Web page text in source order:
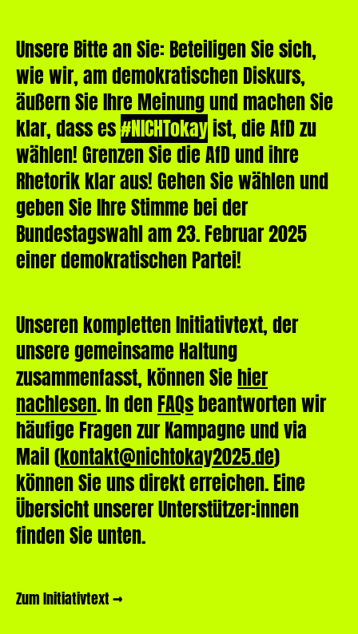
Unsere Bitte an Sie: Beteiligen Sie sich,
wie wir, am demokratischen Diskurs,
äußern Sie Ihre Meinung und machen Sie
klar, dass es#NICHTokayist, die AfD zu
wählen! Grenzen Sie die AfD und ihre
Rhetorik klar aus! Gehen Sie wählen und
geben Sie Ihre Stimme bei der
Bundestagswahl am 23. Februar 2025
einer demokratischen Partei!
Unseren kompletten Initiativtext, der
unsere gemeinsame Haltung
zusammenfasst, können Siehier
nachlesen. In denFAQsbeantworten wir
häufige Fragen zur Kampagne und via
Mail (kontakt@nichtokay2025.de)
können Sie uns direkt erreichen. Eine
Übersicht unserer Unterstützer:innen
finden Sie unten.
Zum Initiativtext →